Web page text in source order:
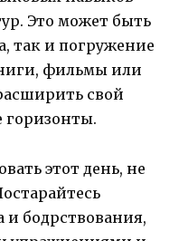
Это может быть
так и погружение
фильмы или
свой
горизонты.
этот день, не
и бодрствования,